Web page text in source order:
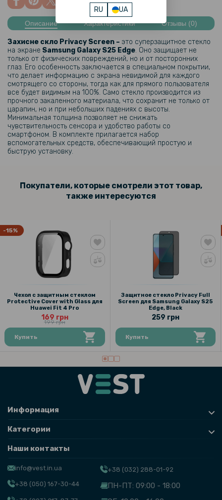
RU UA
552 грн
649 грн
Чехол Magsafe Magnetic Ring 360 для Samsung Galaxy S25 Edge с
кольцом – подставкой
314 грн
369 грн
Чехол Ice Color Frame Magnetic Ring для Samsung Galaxy S25 Edge
с поддержкой беспроводной зарядки
407 грн
479 грн
509 грн
Чехол Omeve Chameleon для Samsung Galaxy S25 Edge с
поддержкой MagSafe и шнурком
199 грн
Edge, Black
199 грн
101 грн
119 грн
Защитная рамка со стеклом на заднюю камеру Tempered Glass
для Samsung Galaxy S25 Edge, Black
Описание Характеристики Отзывы (0)
Захисне скло Privacy Screen – это суперзащитное стекло
на экране Samsung Galaxy S25 Edge​​​. Оно защищает не
только от физических повреждений, но и от посторонних
глаз. Его особенность заключается в специальном покрытии,
что делает информацию с экрана невидимой для каждого
смотрящего со стороны, тогда как для прямого пользователя
все будет видимым на 100%. Само стекло производится из
прочного закаленного материала, что сохранит не только от
царапин, но и при небольших падениях с высоты.
Минимальная толщина позволяет не снижать
чувствительность сенсора и удобство работы со
смартфоном. В комплекте прилагается набор
вспомогательных средств, обеспечивающий простую и
быструю установку.
Покупатели, которые смотрели этот товар,
также интересуются
-15%
Чехол с защитным стеклом
Protective Cover with Glass для
Huawei Fit 4 Pro
169 грн
199 грн
Купить
Защитное стекло Privacy Full
Screen для Samsung Galaxy S25
Edge, Black
259 грн
Купить
Информация
Категории
Наши контакты
info@vest.in.ua
+38 (050) 167-30-44
+38 (032) 288-01-92
ПН-ПТ: 09:00 - 18:00